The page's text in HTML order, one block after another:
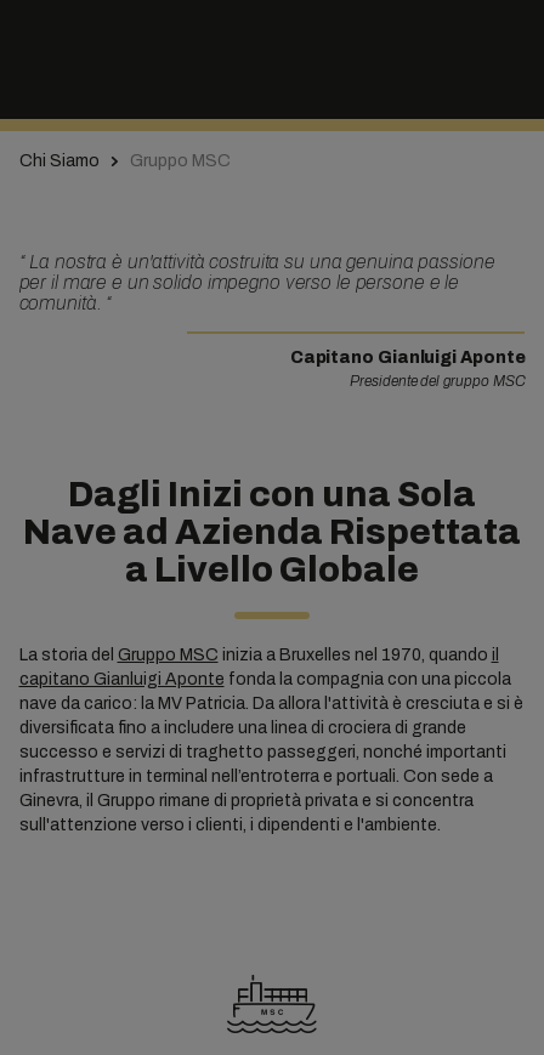
Chi Siamo Gruppo MSC
“ La nostra è un'attività costruita su una genuina passione
per il mare e un solido impegno verso le persone e le
comunità. “
Capitano Gianluigi Aponte
Presidente del gruppo MSC
Dagli Inizi con una Sola
Nave ad Azienda Rispettata
a Livello Globale
La storia del Gruppo MSC inizia a Bruxelles nel 1970, quando il
capitano Gianluigi Aponte fonda la compagnia con una piccola
nave da carico: la MV Patricia. Da allora l'attività è cresciuta e si è
diversificata fino a includere una linea di crociera di grande
successo e servizi di traghetto passeggeri, nonché importanti
infrastrutture in terminal nell’entroterra e portuali. Con sede a
Ginevra, il Gruppo rimane di proprietà privata e si concentra
sull'attenzione verso i clienti, i dipendenti e l'ambiente.